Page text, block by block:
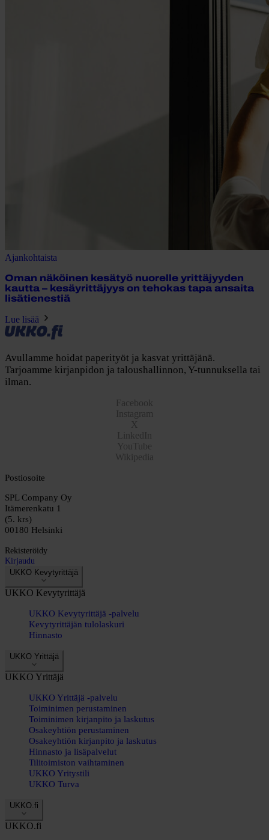
Ajankohtaista
Oman näköinen kesätyö nuorelle yrittäjyyden
kautta – kesäyrittäjyys on tehokas tapa ansaita
lisätienestiä
Lue lisää
Avullamme hoidat paperityöt ja kasvat yrittäjänä.
Tarjoamme kirjanpidon ja taloushallinnon, Y-tunnuksella tai
ilman.
Facebook
Instagram
X
LinkedIn
YouTube
Wikipedia
Postiosoite
SPL Company Oy
Itämerenkatu 1
(5. krs)
00180 Helsinki
Rekisteröidy
Kirjaudu
UKKO Kevytyrittäjä
UKKO Kevytyrittäjä
UKKO Kevytyrittäjä -palvelu
Kevytyrittäjän tulolaskuri
Hinnasto
UKKO Yrittäjä
UKKO Yrittäjä
UKKO Yrittäjä -palvelu
Toiminimen perustaminen
Toiminimen kirjanpito ja laskutus
Osakeyhtiön perustaminen
Osakeyhtiön kirjanpito ja laskutus
Hinnasto ja lisäpalvelut
Tilitoimiston vaihtaminen
UKKO Yritystili
UKKO Turva
UKKO.fi
UKKO.fi